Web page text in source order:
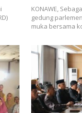
KONAWE,
gedung
muka bersama